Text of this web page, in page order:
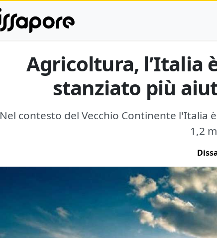
Agricoltura, l’Italia
stanziato più
Nel contesto del Vecchio Continente l'Italia
1,2